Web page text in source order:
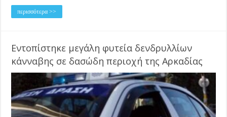
περισσότερα >>
Εντοπίστηκε μεγάλη φυτεία δενδρυλλίων
κάνναβης σε δασώδη περιοχή της Αρκαδίας